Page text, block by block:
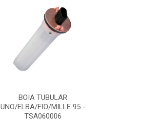
BOIA TUBULAR
UNO/ELBA/FIO/MILLE 95 -
TSA060006